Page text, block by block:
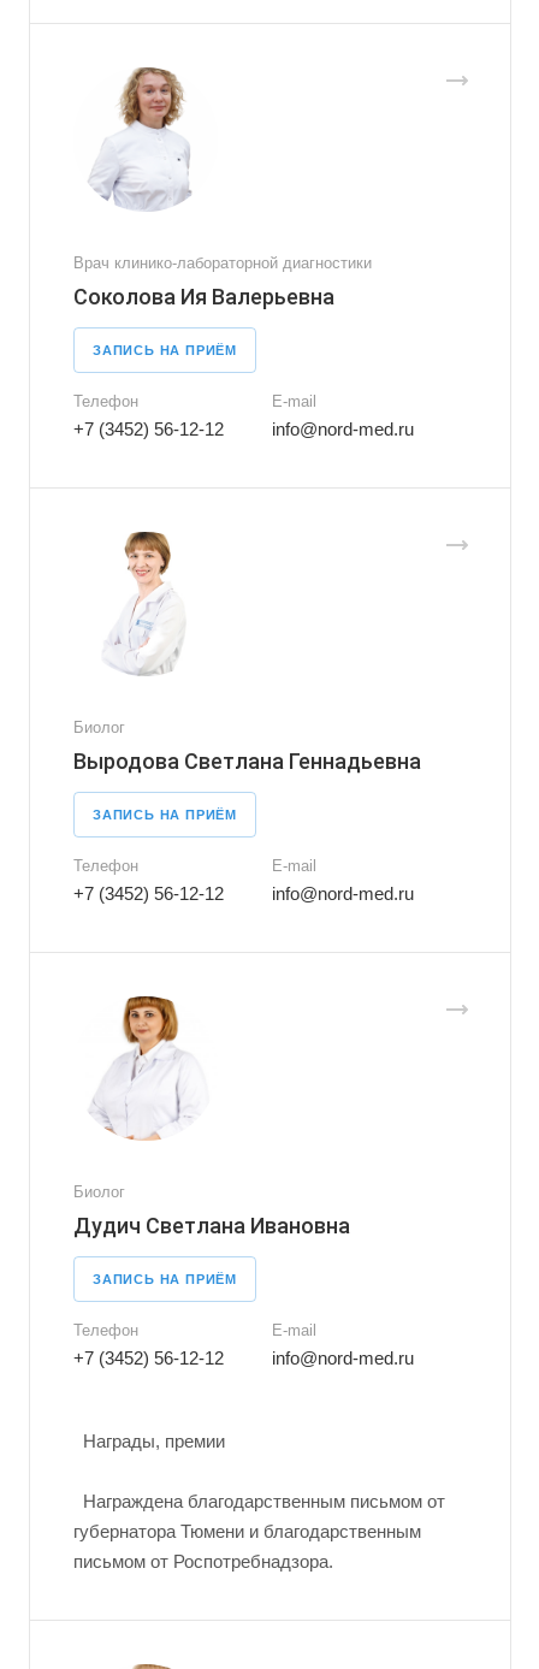
Врач клинико-лабораторной диагностики
Соколова Ия Валерьевна
ЗАПИСЬ НА ПРИЁМ
Телефон
+7 (3452) 56-12-12
E-mail
info@nord-med.ru
Биолог
Выродова Светлана Геннадьевна
ЗАПИСЬ НА ПРИЁМ
Телефон
+7 (3452) 56-12-12
E-mail
info@nord-med.ru
Биолог
Дудич Светлана Ивановна
ЗАПИСЬ НА ПРИЁМ
Телефон
+7 (3452) 56-12-12
E-mail
info@nord-med.ru
Награды, премии
Награждена благодарственным письмом от
губернатора Тюмени и благодарственным
письмом от Роспотребнадзора.